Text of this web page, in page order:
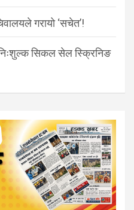
गरायो ‘सचेत’!
निःशुल्क सिकल सेल स्क्रिनिङ